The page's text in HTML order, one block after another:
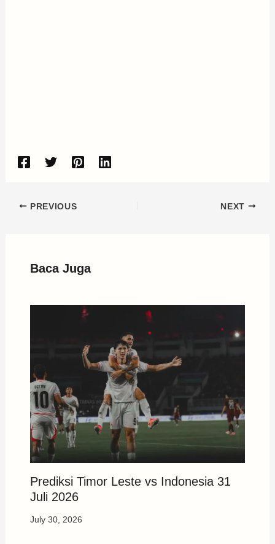
PREVIOUS NEXT
Baca Juga
Prediksi Timor Leste vs Indonesia 31
Juli 2026
July 30, 2026